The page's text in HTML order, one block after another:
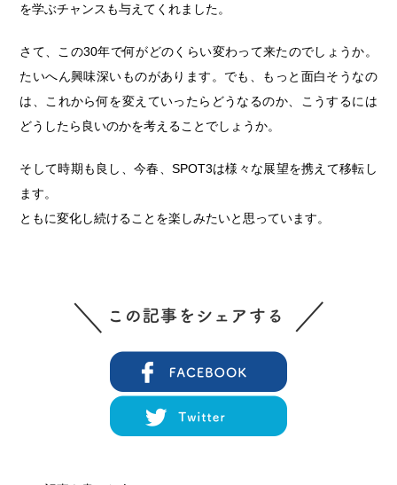
を学ぶチャンスも与えてくれました。
さて、この30年で何がどのくらい変わって来たのでしょうか。
たいへん興味深いものがあります。でも、もっと面白そうなの
は、これから何を変えていったらどうなるのか、こうするには
どうしたら良いのかを考えることでしょうか。
そして時期も良し、今春、SPOT3は様々な展望を携えて移転し
ます。
ともに変化し続けることを楽しみたいと思っています。